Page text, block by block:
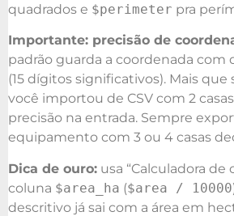
quadrados e $perimeter pra
Importante: precisão de
padrão guarda a coordenada com
(15 dígitos significativos). Mais que
você importou de CSV com 2
precisão na entrada. Sempre
equipamento com 3 ou 4 casas
Dica de ouro: usa “Calculadora de
coluna $area_ha ($area / 10000
descritivo já sai com a área em